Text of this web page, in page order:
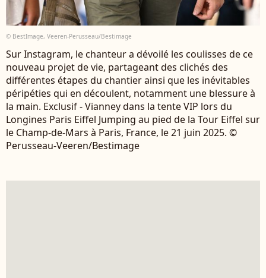
© BestImage, Veeren-Perusseau/Bestimage
Sur Instagram, le chanteur a dévoilé les coulisses de ce
nouveau projet de vie, partageant des clichés des
différentes étapes du chantier ainsi que les inévitables
péripéties qui en découlent, notamment une blessure à
la main. Exclusif - Vianney dans la tente VIP lors du
Longines Paris Eiffel Jumping au pied de la Tour Eiffel sur
le Champ-de-Mars à Paris, France, le 21 juin 2025. ©
Perusseau-Veeren/Bestimage